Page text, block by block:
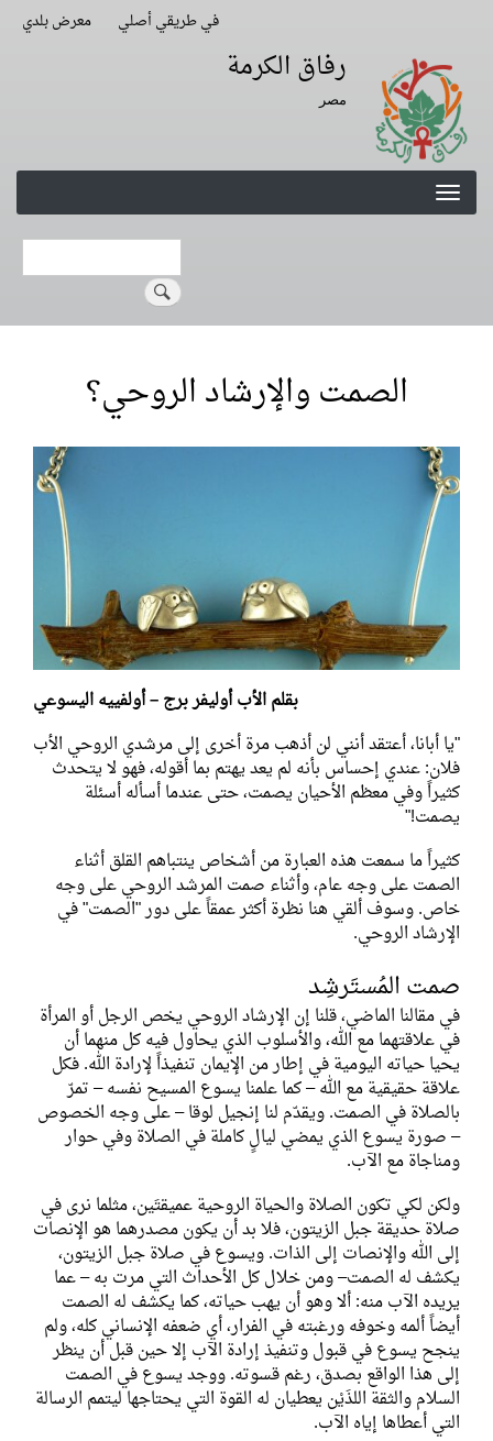
main
في طريقي أصلي معرض بلدي
رفاق الكرمة
مصر
Search
الصمت والإرشاد الروحي؟
بقلم الأب أوليفر برج – أولفييه اليسوعي
"يا أبانا، أعتقد أنني لن أذهب مرة أخرى إلى مرشدي الروحي الأب
فلان: عندي إحساس بأنه لم يعد يهتم بما أقوله، فهو لا يتحدث
كثيراً وفي معظم الأحيان يصمت، حتى عندما أسأله أسئلة
يصمت!"
كثيراً ما سمعت هذه العبارة من أشخاص ينتباهم القلق أثناء
الصمت على وجه عام، وأثناء صمت المرشد الروحي على وجه
خاص. وسوف ألقي هنا نظرة أكثر عمقاً على دور "الصمت" في
الإرشاد الروحي.
صمت المُستَرشِد
في مقالنا الماضي، قلنا إن الإرشاد الروحي يخص الرجل أو المرأة
في علاقتهما مع الله، والأسلوب الذي يحاول فيه كل منهما أن
يحيا حياته اليومية في إطار من الإيمان تنفيذاً لإرادة الله. فكل
علاقة حقيقية مع الله – كما علمنا يسوع المسيح نفسه – تمرّ
بالصلاة في الصمت. ويقدّم لنا إنجيل لوقا – على وجه الخصوص
– صورة يسوع الذي يمضي ليالٍ كاملة في الصلاة وفي حوار
ومناجاة مع الآب.
ولكن لكي تكون الصلاة والحياة الروحية عميقتَين، مثلما نرى في
صلاة حديقة جبل الزيتون، فلا بد أن يكون مصدرهما هو الإنصات
إلى الله والإنصات إلى الذات. ويسوع في صلاة جبل الزيتون،
يكشف له الصمت– ومن خلال كل الأحداث التي مرت به – عما
يريده الآب منه: ألا وهو أن يهب حياته، كما يكشف له الصمت
أيضاً ألمه وخوفه ورغبته في الفرار، أي ضعفه الإنساني كله، ولم
ينجح يسوع في قبول وتنفيذ إرادة الآب إلا حين قبل أن ينظر
إلى هذا الواقع بصدق، رغم قسوته. ووجد يسوع في الصمت
السلام والثقة اللذَيْن يعطيان له القوة التي يحتاجها ليتمم الرسالة
التي أعطاها إياه الآب.